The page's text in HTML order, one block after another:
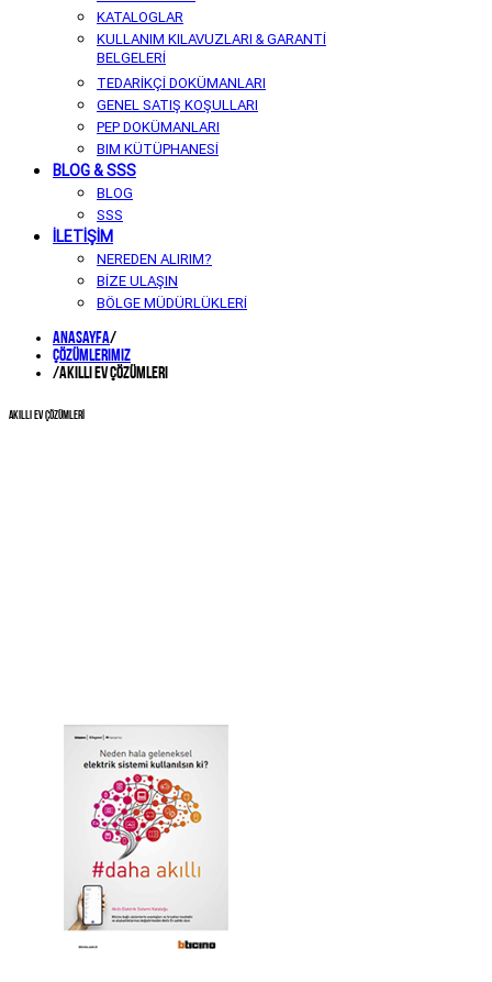
KATALOGLAR
KULLANIM KILAVUZLARI & GARANTİ
BELGELERİ
TEDARİKÇİ DOKÜMANLARI
GENEL SATIŞ KOŞULLARI
PEP DOKÜMANLARI
BIM KÜTÜPHANESİ
BLOG & SSS
BLOG
SSS
İLETİŞİM
NEREDEN ALIRIM?
BİZE ULAŞIN
BÖLGE MÜDÜRLÜKLERİ
Anasayfa/
Çözümlerimiz
/Akıllı Ev Çözümleri
AKILLI EV ÇÖZÜMLERİ